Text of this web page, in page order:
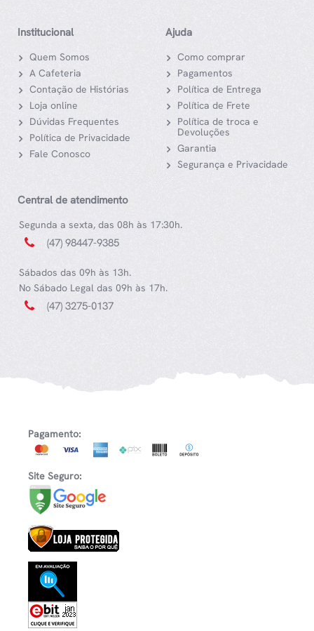
Institucional
Quem Somos
A Cafeteria
Contação de Histórias
Loja online
Dúvidas Frequentes
Política de Privacidade
Fale Conosco
Ajuda
Como comprar
Pagamentos
Política de Entrega
Política de Frete
Política de troca e
Devoluções
Garantia
Segurança e Privacidade
Central de atendimento
Segunda a sexta, das 08h às 17:30h.
(47) 98447-9385
Sábados das 09h às 13h.
No Sábado Legal das 09h às 17h.
(47) 3275-0137
Pagamento:
Site Seguro: